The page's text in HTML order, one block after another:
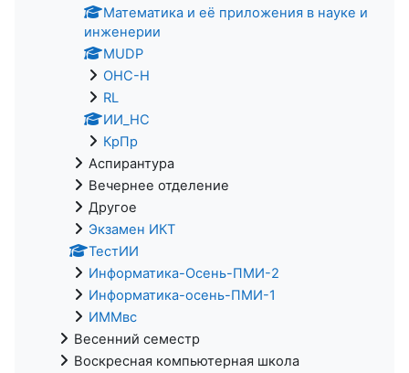
Математика и её приложения в науке и
инженерии
MUDP
ОНС-Н
RL
ИИ_НС
КрПр
Аспирантура
Вечернее отделение
Другое
Экзамен ИКТ
ТестИИ
Информатика-Осень-ПМИ-2
Информатика-осень-ПМИ-1
ИММвс
Весенний семестр
Воскресная компьютерная школа